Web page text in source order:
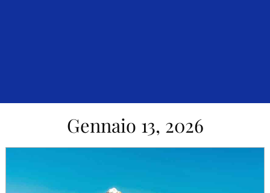
Gennaio 13, 2026